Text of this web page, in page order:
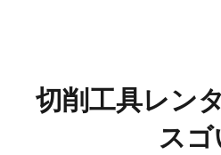
切削工具レン
スゴ